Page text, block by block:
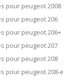
Attelages pour peugeot 2008
Attelages pour peugeot 206
Attelages pour peugeot 206+
Attelages pour peugeot 207
Attelages pour peugeot 208
Attelages pour peugeot 208-e